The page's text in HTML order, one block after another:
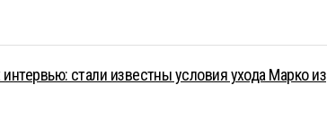
стали известны условия ухода Марко из